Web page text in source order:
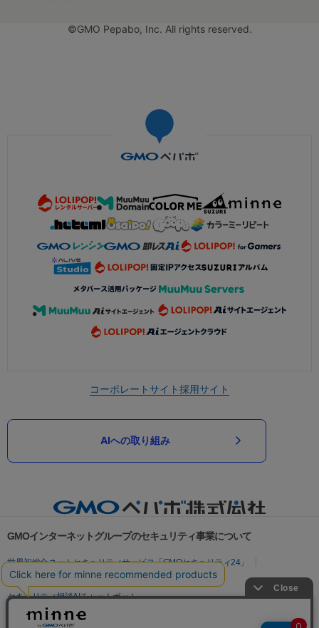
©GMO Pepabo, Inc. All rights reserved.
コーポレートサイト採用サイト
AIへの取り組み
GMOインターネットグループのセキュリティ事業について
世界初総合ネットセキュリティサービス「GMOセキュリティ24」
パスワード漏洩診断
Webサイトリスク診断
セキュリティ相談AIチャットボット
実在証明・盗聴対策